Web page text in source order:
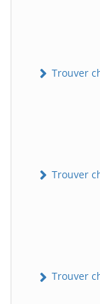
Trouver
Trouver
Trouver